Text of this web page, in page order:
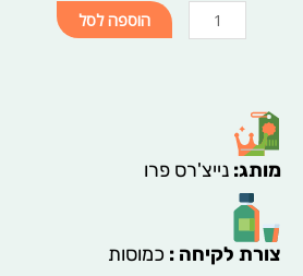
כמות
של
הוספה לסל
מותג: נייצ'רס פרו
צורת לקיחה : כמוסות